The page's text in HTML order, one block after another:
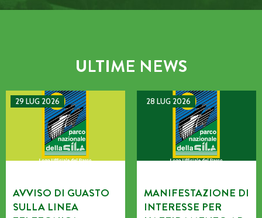
ULTIME NEWS
29 LUG 2026
AVVISO DI GUASTO SULLA LINEA TELEFONICA DELL’ENTE
AVVISO DI GUASTO
SULLA LINEA
28 LUG 2026
MANIFESTAZIONE DI
MANIFESTAZIONE DI
INTERESSE PER